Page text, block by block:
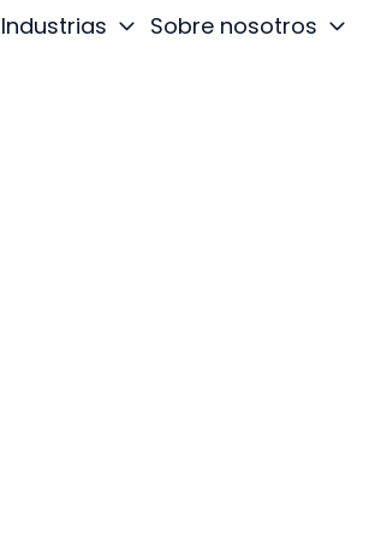
Industrias Sobre nosotros